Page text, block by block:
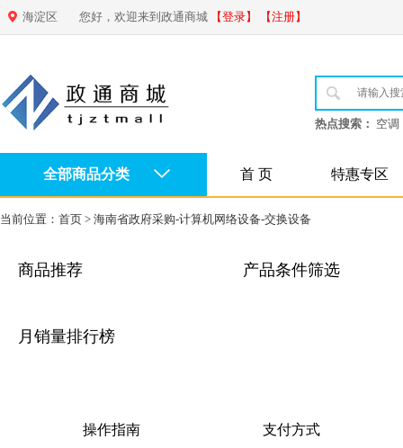
海淀区 您好，欢迎来到政通商城 【登录】 【注册】
热点搜索： 空调
全部商品分类 首 页 特惠专区
当前位置： 首页 > 海南省政府采购-计算机网络设备-交换设备
商品推荐
月销量排行榜
产品条件筛选
操作指南 支付方式